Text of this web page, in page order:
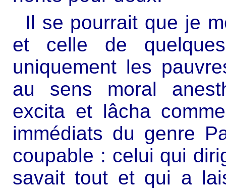
Il se pourrait que je
et celle de
uniquement les
au sens moral
excita et lâcha
immédiats du genre
coupable : celui qui
savait tout et qui a